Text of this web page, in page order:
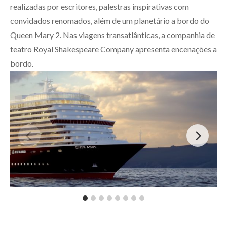
realizadas por escritores, palestras inspirativas com
convidados renomados, além de um planetário a bordo do
Queen Mary 2. Nas viagens transatlânticas, a companhia de
teatro Royal Shakespeare Company apresenta encenações a
bordo.